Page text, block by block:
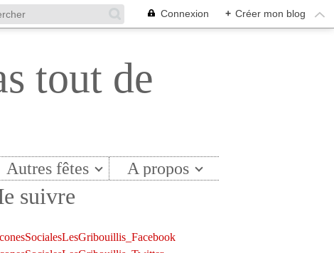
Connexion + Créer mon blog
tout de
Autres fêtes A propos
suivre